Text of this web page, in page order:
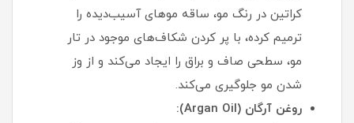
کراتین در رنگ مو، ساقه موهای آسیب‌دیده را
ترمیم کرده، با پر کردن شکاف‌های موجود در تار
مو، سطحی صاف و براق را ایجاد می‌کند و از وز
شدن مو جلوگیری می‌کند.
روغن آرگان (Argan Oil):